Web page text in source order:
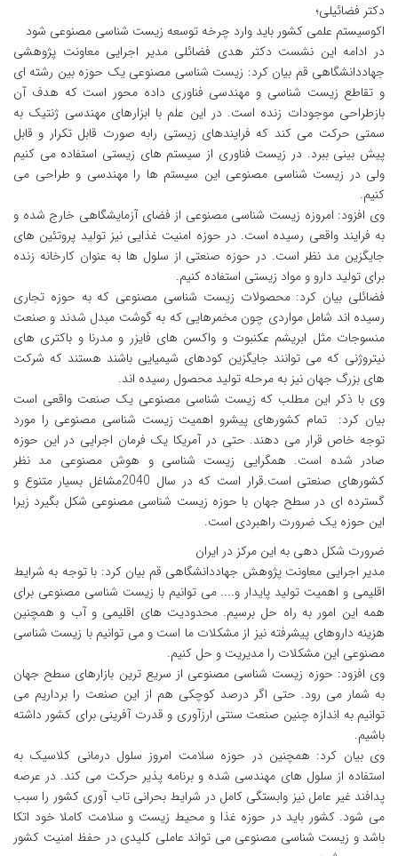
دکتر فضائیلی؛
اکوسیستم علمی کشور باید وارد چرخه توسعه زیست شناسی مصنوعی شود
در ادامه این نشست دکتر هدی فضائلی مدیر اجرایی معاونت پژوهشی
جهاددانشگاهی قم بیان کرد: زیست شناسی مصنوعی یک حوزه بین رشته ای
و تقاطع زیست شناسی و مهندسی فناوری داده محور است که هدف آن
بازطراحی موجودات زنده است. در این علم با ابزارهای مهندسی ژنتیک به
سمتی حرکت می کند که فرایندهای زیستی رابه صورت قابل تکرار و قابل
پیش بینی ببرد. در زیست فناوری از سیستم های زیستی استفاده می کنیم
ولی در زیست شناسی مصنوعی این سیستم ها را مهندسی و طراحی می
کنیم.
وی افزود: امروزه زیست شناسی مصنوعی از فضای آزمایشگاهی خارج شده و
به فرایند واقعی رسیده است. در حوزه امنیت غذایی نیز تولید پروتئین های
جایگزین مد نظر است. در حوزه صنعتی از سلول ها به عنوان کارخانه زنده
برای تولید دارو و مواد زیستی استفاده کنیم.
فضائلی بیان کرد: محصولات زیست شناسی مصنوعی که به حوزه تجاری
رسیده اند شامل مواردی چون مخمرهایی که به گوشت مبدل شدند و صنعت
منسوجات مثل ابریشم عکنبوت و واکسن های فایزر و مدرنا و باکتری های
نیتروژنی که می توانند جایگزین کودهای شیمیایی باشند هستند که شرکت
های بزرگ جهان نیز به مرحله تولید محصول رسیده اند.
وی با ذکر این مطلب که زیست شناسی مصنوعی یک صنعت واقعی است
بیان کرد: تمام کشورهای پیشرو اهمیت زیست شناسی مصنوعی را مورد
توجه خاص قرار می دهند. حتی در آمریکا یک فرمان اجرایی در این حوزه
صادر شده است. همگرایی زیست شناسی و هوش مصنوعی مد نظر
کشورهای صنعتی است.قرار است که در سال 2040مشاغل بسیار متنوع و
گسترده ای در سطح جهان با حوزه زیست شناسی مصنوعی شکل بگیرد زیرا
این حوزه یک ضرورت راهبردی است.
ضرورت شکل دهی به این مرکز در ایران
مدیر اجرایی معاونت پژوهش جهاددانشگاهی قم بیان کرد: با توجه به شرایط
اقلیمی و اهمیت تولید پایدار و.... می توانیم با زیست شناسی مصنوعی برای
همه این امور به راه حل برسیم. محدودیت های اقلیمی و آب و همچنین
هزینه داروهای پیشرفته نیز از مشکلات ما است و می توانیم با زیست شناسی
مصنوعی این مشکلات را مدیریت و حل کنیم.
وی افزود: حوزه زیست شناسی مصنوعی از سریع ترین بازارهای سطح جهان
به شمار می رود. حتی اگر درصد کوچکی هم از این صنعت را برداریم می
توانیم به اندازه چنین صنعت سنتی ارزآوری و قدرت آفرینی برای کشور داشته
باشیم.
وی بیان کرد: همچنین در حوزه سلامت امروز سلول درمانی کلاسیک به
استفاده از سلول های مهندسی شده و برنامه پذیر حرکت می کند. در عرصه
پدافند غیر عامل نیز وابستگی کامل در شرایط بحرانی تاب آوری کشور را سبب
می شود. کشور باید در حوزه غذا و محیط زیست و سلامت کاملا خود اتکا
باشد و زیست شناسی مصنوعی می تواند عاملی کلیدی در حفظ امنیت کشور